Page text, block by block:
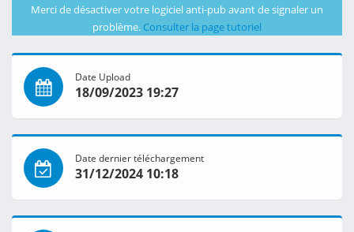
Merci de désactiver votre logiciel anti-pub avant de signaler un
problème. Consulter la page tutoriel
Date Upload
18/09/2023 19:27
Date dernier téléchargement
31/12/2024 10:18